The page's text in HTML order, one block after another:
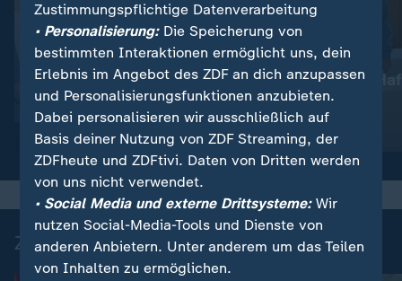
Wetter:
So wird das Wetter
Nachrichten | heute
Lebenslange
Anschlag
Zuletzt auf ZDFheute veröffentlicht
Zustimmungspflichtige Datenverarbeitung
• Personalisierung:Die Speicherung von
bestimmten Interaktionen ermöglicht uns, dein
Erlebnis im Angebot des ZDF an dich anzupassen
und Personalisierungsfunktionen anzubieten.
Dabei personalisieren wir ausschließlich auf
Basis deiner Nutzung von ZDF Streaming, der
ZDFheute und ZDFtivi. Daten von Dritten werden
von uns nicht verwendet.
• Social Media und externe Drittsysteme:Wir
nutzen Social-Media-Tools und Dienste von
anderen Anbietern. Unter anderem um das Teilen
von Inhalten zu ermöglichen.